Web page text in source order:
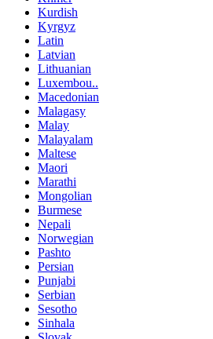
Kurdish
Kyrgyz
Latin
Latvian
Lithuanian
Luxembou..
Macedonian
Malagasy
Malay
Malayalam
Maltese
Maori
Marathi
Mongolian
Burmese
Nepali
Norwegian
Pashto
Persian
Punjabi
Serbian
Sesotho
Sinhala